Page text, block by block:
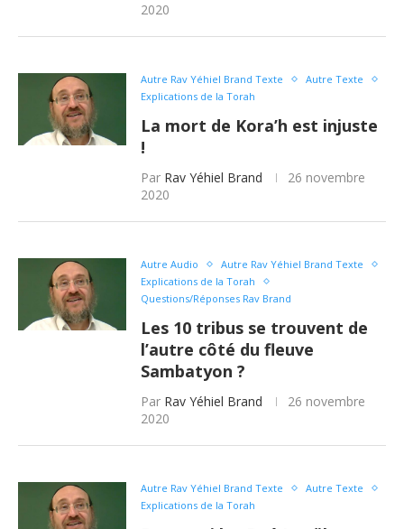
2020
Autre Rav Yéhiel Brand Texte
Autre Texte
Explications de la Torah
La mort de Kora’h est injuste
!
Par Rav Yéhiel Brand
26 novembre
2020
Autre Audio
Autre Rav Yéhiel Brand Texte
Explications de la Torah
Questions/Réponses Rav Brand
Les 10 tribus se trouvent de
l’autre côté du fleuve
Sambatyon ?
Par Rav Yéhiel Brand
26 novembre
2020
Autre Rav Yéhiel Brand Texte
Autre Texte
Explications de la Torah